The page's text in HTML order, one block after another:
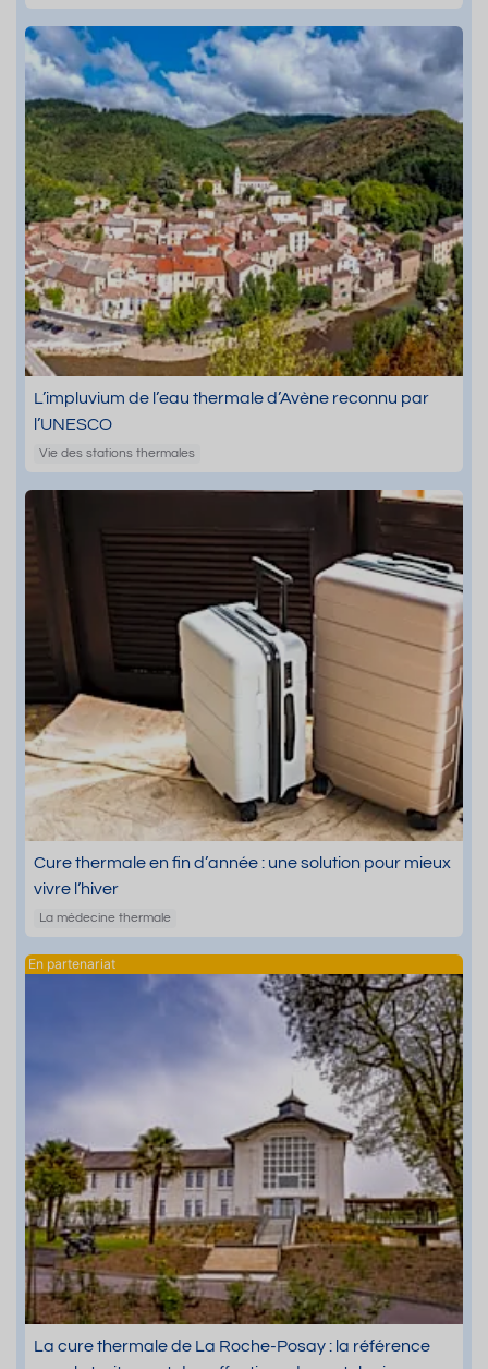
L’impluvium de l’eau thermale d’Avène reconnu par
l’UNESCO
Vie des stations thermales
Cure thermale en fin d’année : une solution pour mieux
vivre l’hiver
La médecine thermale
La cure thermale de La Roche-Posay : la référence